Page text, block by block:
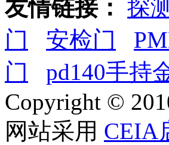
友情链接： 探
门
安检门
门
pd140手持
Copyright ©
网站采用 CEIA